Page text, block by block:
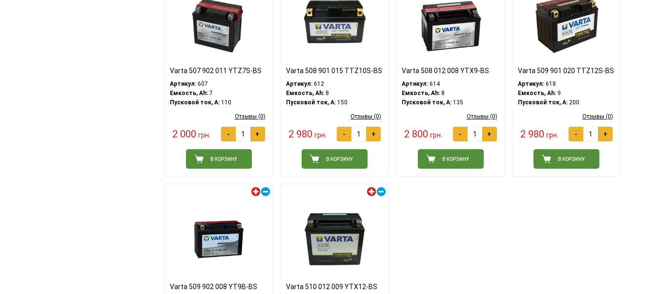
Varta 507 902 011 YTZ7S-BS
Артикул: 607
Емкость, Ah: 7
Пусковой ток, A: 110
Отзывы (0)
2 000 грн. - +
В КОРЗИНУ
Varta 508 901 015 TTZ10S-BS
Артикул:612
Емкость, Ah:8
Пусковой ток, A:150
Отзывы (0)
2 980 грн. - +
В КОРЗИНУ
Varta 508 012 008 YTX9-BS
Артикул: 614
Емкость, Ah: 8
Пусковой ток, A: 135
Отзывы (0)
2 800 грн. - +
В КОРЗИНУ
Varta 509 901 020 TTZ12S-BS
Артикул:618
Емкость, Ah:9
Пусковой ток, A:200
Отзывы (0)
2 980 грн. - +
В КОРЗИНУ
Varta 509 902 008 YT9B-BS Varta 510 012 009 YTX12-BS